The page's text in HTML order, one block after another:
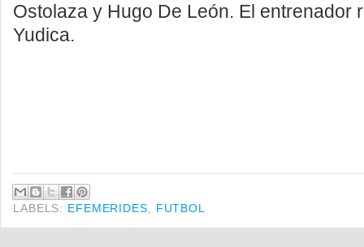
Ostolaza y Hugo De León. El entrenador
Yudica.
LABELS: EFEMERIDES FUTBOL